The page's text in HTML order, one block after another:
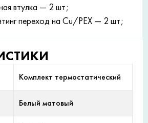
втулка — 2 шт;
переход на Cu/PEX — 2 шт;
Комплект термостатический
Белый матовый